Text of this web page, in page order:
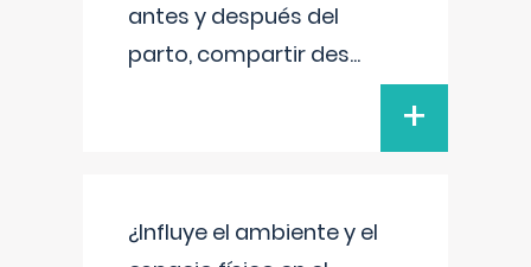
antes y después del
parto, compartir des...
+
¿Influye el ambiente y el